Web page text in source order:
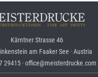
Kärntner Strasse 46
am Faaker See · Austria
29415 · office@meisterdrucke.com